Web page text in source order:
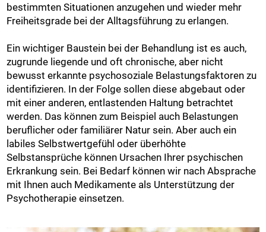
bestimmten Situationen anzugehen und wieder mehr
Freiheitsgrade bei der Alltagsführung zu erlangen.
Ein wichtiger Baustein bei der Behandlung ist es auch,
zugrunde liegende und oft chronische, aber nicht
bewusst erkannte psychosoziale Belastungsfaktoren zu
identifizieren. In der Folge sollen diese abgebaut oder
mit einer anderen, entlastenden Haltung betrachtet
werden. Das können zum Beispiel auch Belastungen
beruflicher oder familiärer Natur sein. Aber auch ein
labiles Selbstwertgefühl oder überhöhte
Selbstansprüche können Ursachen Ihrer psychischen
Erkrankung sein. Bei Bedarf können wir nach Absprache
mit Ihnen auch Medikamente als Unterstützung der
Psychotherapie einsetzen.